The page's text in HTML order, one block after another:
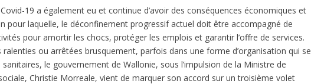
19 a également eu et continue d’avoir des conséquences économiques et
pour laquelle, le déconfinement progressif actuel doit être accompagné de
pour amortir les chocs, protéger les emplois et garantir l’offre de services.
ou arrêtées brusquement, parfois dans une forme d’organisation qui se
le gouvernement de Wallonie, sous l’impulsion de la Ministre de
Christie Morreale, vient de marquer son accord sur un troisième volet